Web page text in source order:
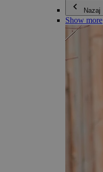
Nazaj
Show more